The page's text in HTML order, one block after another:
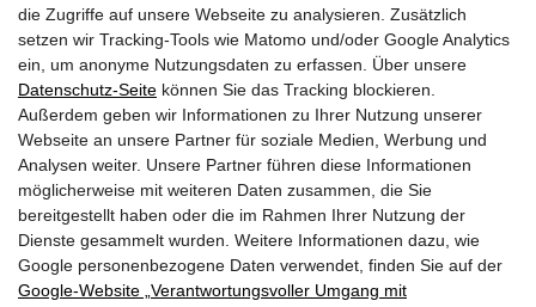
die Zugriffe auf unsere Webseite zu analysieren. Zusätzlich
setzen wir Tracking-Tools wie Matomo und/oder Google Analytics
ein, um anonyme Nutzungsdaten zu erfassen. Über unsere
Datenschutz-Seite können Sie das Tracking blockieren.
Außerdem geben wir Informationen zu Ihrer Nutzung unserer
Webseite an unsere Partner für soziale Medien, Werbung und
Analysen weiter. Unsere Partner führen diese Informationen
möglicherweise mit weiteren Daten zusammen, die Sie
bereitgestellt haben oder die im Rahmen Ihrer Nutzung der
Dienste gesammelt wurden. Weitere Informationen dazu, wie
Google personenbezogene Daten verwendet, finden Sie auf der
Google‑Website „Verantwortungsvoller Umgang mit
Tel.: +43 316 602 1234
E-Mail:info@stmk.wifi.at
Website
Kosten:
850,- Euro für 4 Termine
Zurück zur Übersicht